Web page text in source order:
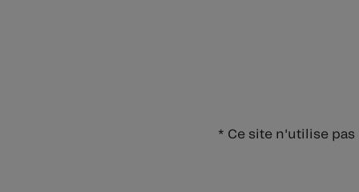
* Ce site n'utilise